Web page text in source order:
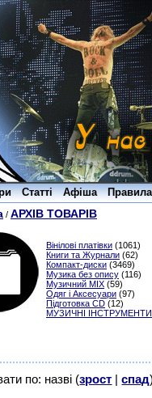
Статті Афіша
/ АРХІВ ТОВАРІВ
Вінілові платівки (1061)
Книги та Журнали (62)
Компакт-диски (3469)
Музика без опису (116)
Музичний MIX (59)
Одяг і Аксесуари (97)
Підготовка CD (12)
МУЗИЧНІ ІНСТРУМЕНТИ
по: назві (зрост |спад